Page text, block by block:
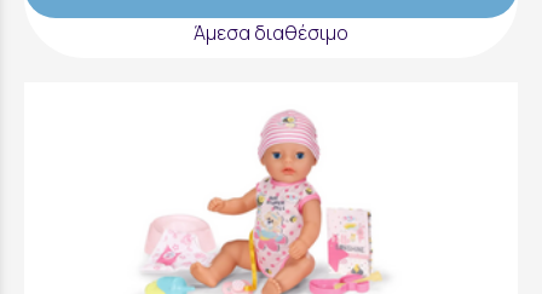
Άμεσα διαθέσιμο